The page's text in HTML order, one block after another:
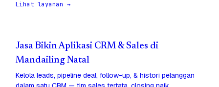
Lihat layanan →
Jasa Bikin Aplikasi CRM & Sales di
Mandailing Natal
Kelola leads, pipeline deal, follow-up, & histori pelanggan